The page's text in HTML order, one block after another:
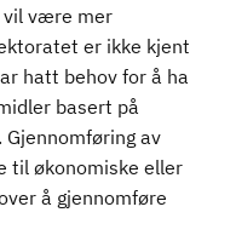
vil være mer
er ikke kjent
hatt behov for å ha
basert på
av
til økonomiske eller
å gjennomføre